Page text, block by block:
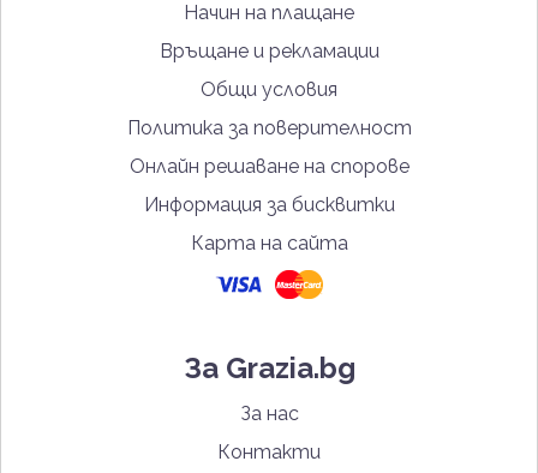
Начин на плащане
Връщане и рекламации
Общи условия
Политика за поверителност
Онлайн решаване на спорове
Информация за бисквитки
Карта на сайта
За Grazia.bg
За нас
Контакти